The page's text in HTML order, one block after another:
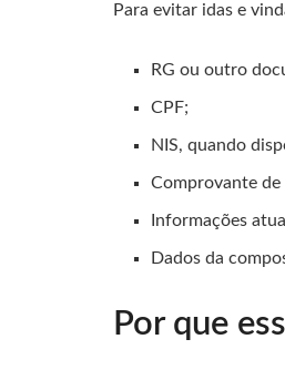
Para evitar idas e
RG ou outro
CPF;
NIS, quando
Comprovante de
Informações
Dados da
Por que